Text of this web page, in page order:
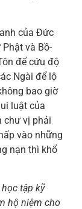
của Đức
và Bồ-
để cứu độ
Ngài để lộ
bao giờ
luật của
chư vị phải
vào những
nạn thì khổ
tập kỹ
hộ niệm cho